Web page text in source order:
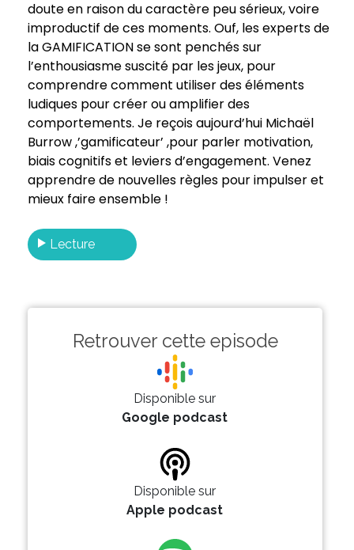
doute en raison du caractère peu sérieux, voire
improductif de ces moments. Ouf, les experts de
la GAMIFICATION se sont penchés sur
l’enthousiasme suscité par les jeux, pour
comprendre comment utiliser des éléments
ludiques pour créer ou amplifier des
comportements. Je reçois aujourd’hui Michaël
Burrow ,’gamificateur’ ,pour parler motivation,
biais cognitifs et leviers d’engagement. Venez
apprendre de nouvelles règles pour impulser et
mieux faire ensemble !
Lecture
Retrouver cette episode
Disponible sur
Google podcast
Disponible sur
Apple podcast